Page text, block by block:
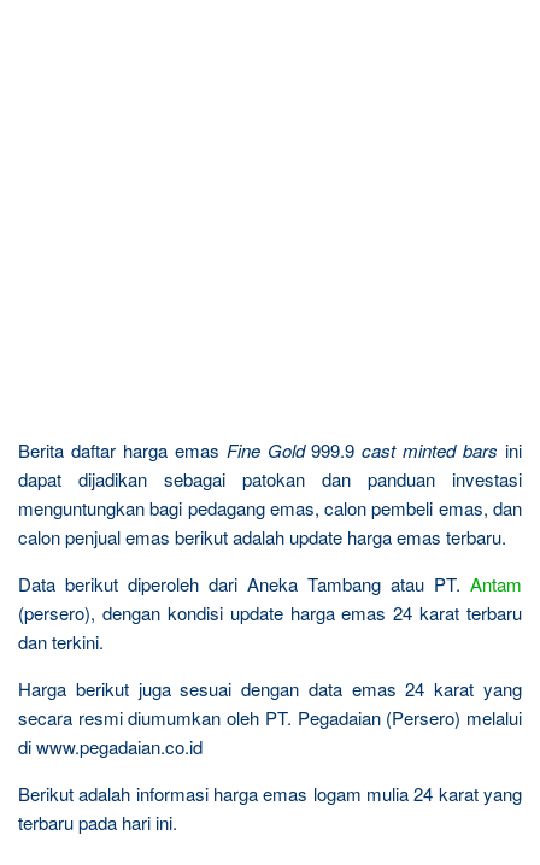
Berita daftar harga emas Fine Gold999.9cast minted barsini
dapat dijadikan sebagai patokan dan panduan investasi
menguntungkan bagi pedagang emas, calon pembeli emas, dan
calon penjual emas berikut adalah update harga emas terbaru.
Data berikut diperoleh dari Aneka Tambang atau PT. Antam
(persero), dengan kondisi update harga emas 24 karat terbaru
dan terkini.
Harga berikut juga sesuai dengan data emas 24 karat yang
secara resmi diumumkan oleh PT. Pegadaian (Persero) melalui
di www.pegadaian.co.id
Berikut adalah informasi harga emas logam mulia 24 karat yang
terbaru pada hari ini.